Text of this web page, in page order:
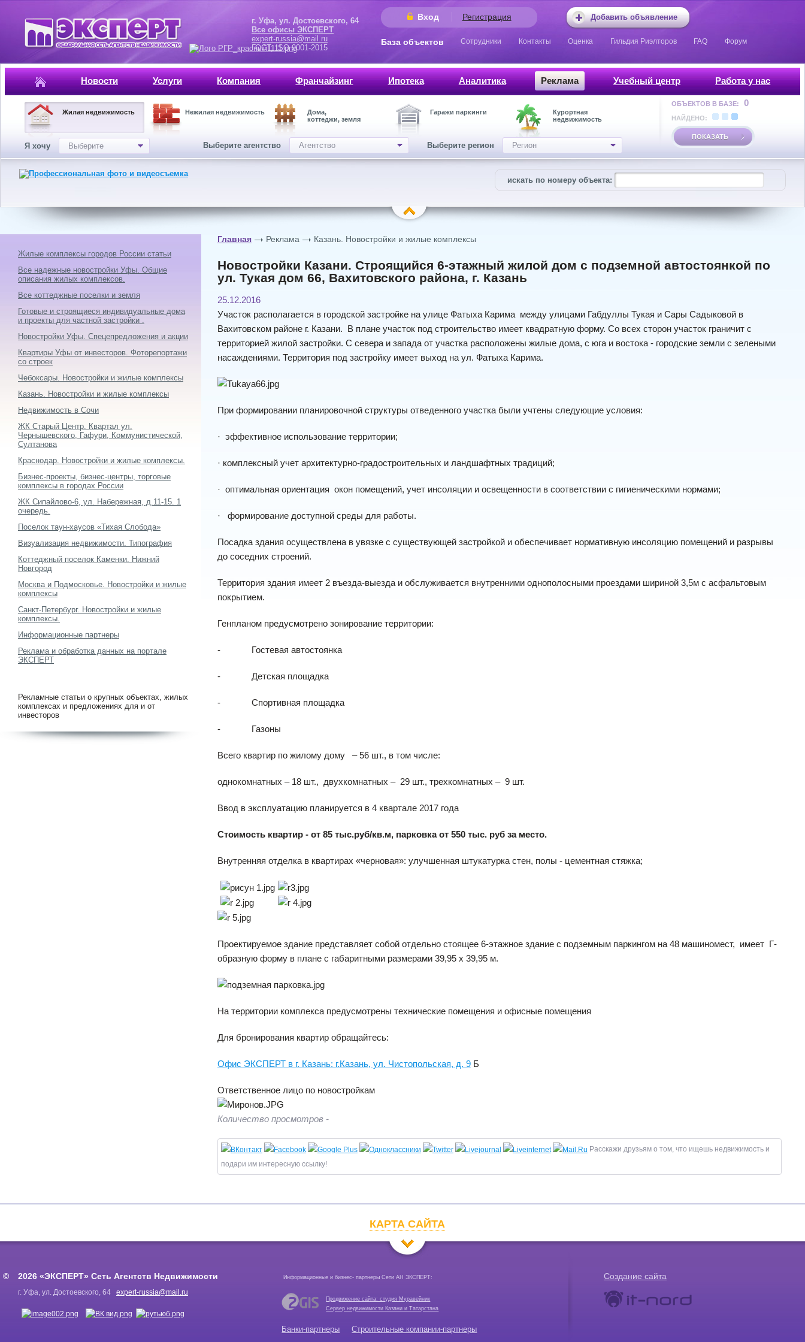
Добавить объявление
Вход Регистрация
г. Уфа, ул. Достоевского, 64
Все офисы ЭКСПЕРТ
expert-russia@mail.ru
ГОСТ, ISO 9001-2015
База объектов Сотрудники Контакты Оценка Гильдия Риэлторов FAQ Форум
Новости Услуги Компания Франчайзинг Ипотека Аналитика Реклама Учебный центр Работа у нас
Жилая недвижимость Нежилая недвижимость
Дома,
коттеджи, земля
Гаражи паркинги
Курортная
недвижимость
Я хочу Выберите Выберите агентство Агентство Выберите регион Регион
ОБЪЕКТОВ В БАЗЕ: 0
НАЙДЕНО:
ПОКАЗАТЬ
искать по номеру объекта:
Главная Реклама Казань. Новостройки и жилые комплексы
Новостройки Казани. Строящийся 6-этажный жилой дом с подземной автостоянкой по
ул. Тукая дом 66, Вахитовского района, г. Казань
25.12.2016
Участок располагается в городской застройке на улице Фатыха Карима между улицами Габдуллы Тукая и Сары Садыковой в
Вахитовском районе г. Казани. В плане участок под строительство имеет квадратную форму. Со всех сторон участок граничит с
территорией жилой застройки. С севера и запада от участка расположены жилые дома, с юга и востока - городские земли с зелеными
насаждениями. Территория под застройку имеет выход на ул. Фатыха Карима.
При формировании планировочной структуры отведенного участка были учтены следующие условия:
· эффективное использование территории;
· комплексный учет архитектурно-градостроительных и ландшафтных традиций;
· оптимальная ориентация окон помещений, учет инсоляции и освещенности в соответствии с гигиеническими нормами;
· формирование доступной среды для работы.
Посадка здания осуществлена в увязке с существующей застройкой и обеспечивает нормативную инсоляцию помещений и разрывы
до соседних строений.
Территория здания имеет 2 въезда-выезда и обслуживается внутренними однополосными проездами шириной 3,5м с асфальтовым
покрытием.
Генпланом предусмотрено зонирование территории:
- Гостевая автостоянка
- Детская площадка
- Спортивная площадка
- Газоны
Всего квартир по жилому дому – 56 шт., в том числе:
однокомнатных – 18 шт., двухкомнатных – 29 шт., трехкомнатных – 9 шт.
Ввод в эксплуатацию планируется в 4 квартале 2017 года
Стоимость квартир - от 85 тыс.руб/кв.м, парковка от 550 тыс. руб за место.
Внутренняя отделка в квартирах «черновая»: улучшенная штукатурка стен, полы - цементная стяжка;
Проектируемое здание представляет собой отдельно стоящее 6-этажное здание с подземным паркингом на 48 машиномест, имеет Г-
образную форму в плане с габаритными размерами 39,95 х 39,95 м.
На территории комплекса предусмотрены технические помещения и офисные помещения
Для бронирования квартир обращайтесь:
Офис ЭКСПЕРТ в г. Казань: г.Казань, ул. Чистопольская, д. 9Б
Ответственное лицо по новостройкам
Количество просмотров -
Расскажи друзьям о том, что ищешь недвижимость и
подари им интересную ссылку!
Жилые комплексы городов России статьи
Все надежные новостройки Уфы. Общие
описания жилых комплексов.
Все коттеджные поселки и земля
Готовые и строящиеся индивидуальные дома
и проекты для частной застройки .
Новостройки Уфы. Спецепредложения и акции
Квартиры Уфы от инвесторов. Фоторепортажи
со строек
Чебоксары. Новостройки и жилые комплексы
Казань. Новостройки и жилые комплексы
Недвижимость в Сочи
ЖК Старый Центр. Квартал ул.
Чернышевского, Гафури, Коммунистической,
Султанова
Краснодар. Новостройки и жилые комплексы.
Бизнес-проекты, бизнес-центры, торговые
комплексы в городах России
ЖК Сипайлово-6, ул. Набережная, д.11-15. 1
очередь.
Поселок таун-хаусов «Тихая Слобода»
Визуализация недвижимости. Типография
Коттеджный поселок Каменки. Нижний
Новгород
Москва и Подмосковье. Новостройки и жилые
комплексы
Санкт-Петербург. Новостройки и жилые
комплексы.
Информационные партнеры
Реклама и обработка данных на портале
ЭКСПЕРТ
Рекламные статьи о крупных объектах, жилых
комплексах и предложениях для и от
инвесторов
КАРТА САЙТА
Информационные и бизнес- партнеры Сети АН ЭКСПЕРТ:
Продвижение сайта: студия Муравейник
Сервер недвижимости Казани и Татарстана
Банки-партнеры Строительные компании-партнеры
2026 «ЭКСПЕРТ» Сеть Агентств Недвижимости
г. Уфа, ул. Достоевского, 64 expert-russia@mail.ru
Создание сайта